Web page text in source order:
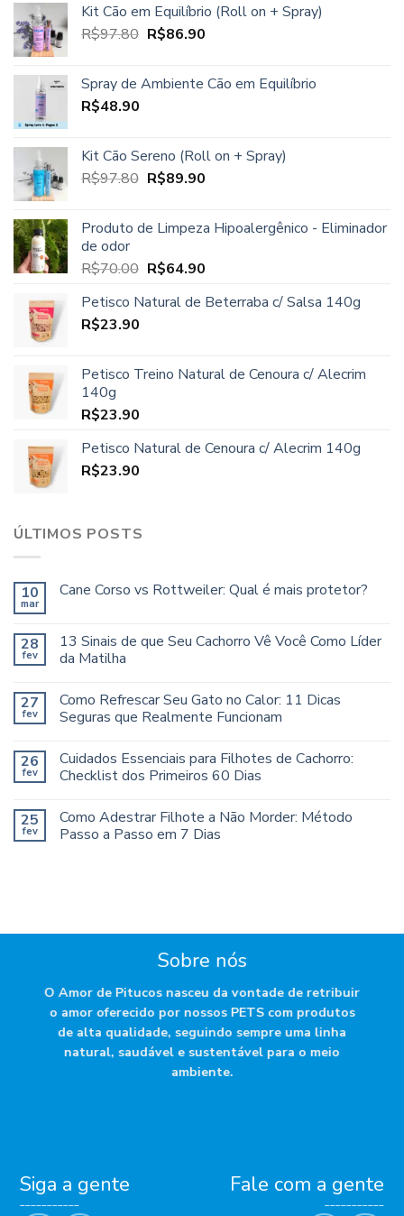
original
era:
atual
é:
Kit Cão em Equilíbrio (Roll on + Spray)
R$97.80 O
era:
R$86.90O
é:
Spray de Ambiente Cão em Equilíbrio
R$48.90
Kit Cão Sereno (Roll on + Spray)
R$97.80 O
era:
R$89.90O
é:
Produto de Limpeza Hipoalergênico - Eliminador
de odor
R$70.00 O
original
R$64.90O
atual
Petisco Natural de Beterraba c/ Salsa 140g
R$23.90
Petisco Treino Natural de Cenoura c/ Alecrim
140g
R$23.90
Petisco Natural de Cenoura c/ Alecrim 140g
R$23.90
ÚLTIMOS POSTS
10
mar
Cane Corso vs Rottweiler: Qual é mais protetor?
28
fev
13 Sinais de que Seu Cachorro Vê Você Como Líder
da Matilha
27
fev
Como Refrescar Seu Gato no Calor: 11 Dicas
Seguras que Realmente Funcionam
26
fev
Cuidados Essenciais para Filhotes de Cachorro:
Checklist dos Primeiros 60 Dias
25
fev
Como Adestrar Filhote a Não Morder: Método
Passo a Passo em 7 Dias
Sobre nós
O Amor de Pitucos nasceu da vontade de retribuir
o amor oferecido por nossos PETS com produtos
de alta qualidade, seguindo sempre uma linha
natural, saudável e sustentável para o meio
ambiente.
Fale com a gente
Siga a gente